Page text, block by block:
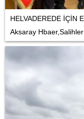
HELVADEREDE İÇİN
Aksaray